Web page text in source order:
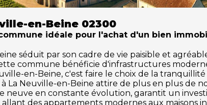
en-Beine 02300
idéale pour l'achat d'un bien
séduit par son cadre de vie paisible et
commune bénéficie d'infrastructures
en-Beine, c'est faire le choix de la
La Neuville-en-Beine attire de plus en plus de
neuve en constante évolution, garantit un
des appartements modernes aux maisons